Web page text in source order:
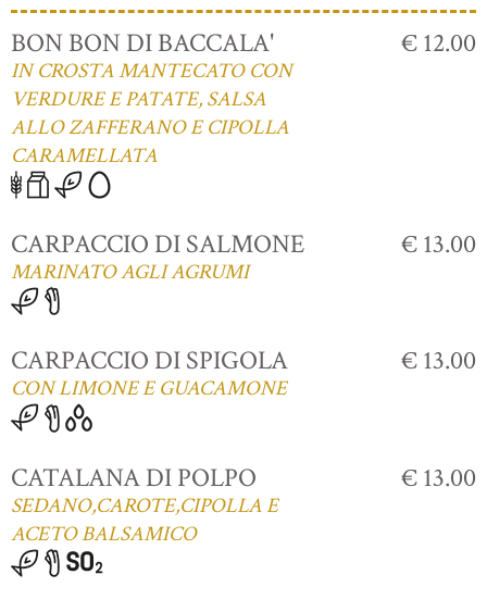
BON BON DI BACCALA'
IN CROSTA MANTECATO CON
VERDURE E PATATE, SALSA
ALLO ZAFFERANO E CIPOLLA
CARAMELLATA
€ 12.00
CARPACCIO DI SALMONE
MARINATO AGLI AGRUMI
€ 13.00
CARPACCIO DI SPIGOLA
CON LIMONE E GUACAMONE
€ 13.00
CATALANA DI POLPO
SEDANO,CAROTE,CIPOLLA E
ACETO BALSAMICO
€ 13.00